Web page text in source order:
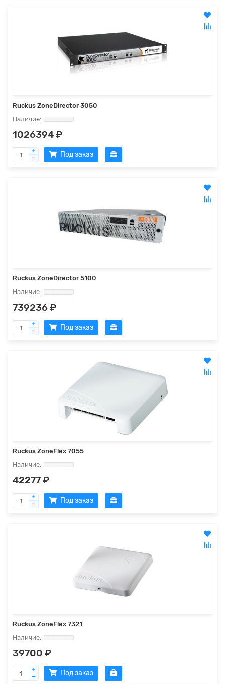
Ruckus ZoneDirector 3050
1026394 ₽
Под заказ
Ruckus ZoneDirector 5100
739236 ₽
Под заказ
Ruckus ZoneFlex 7055
42277 ₽
Под заказ
Ruckus ZoneFlex 7321
39700 ₽
Под заказ